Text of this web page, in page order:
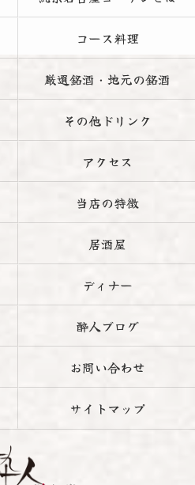
コース料理
厳選銘酒・地元の銘酒
その他ドリンク
アクセス
当店の特徴
居酒屋
ディナー
酔人ブログ
お問い合わせ
サイトマップ